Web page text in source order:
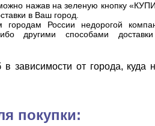
нажав на зеленую кнопку
в Ваш город.
городам России недорогой
другими способами
зависимости от города, куда
покупки: